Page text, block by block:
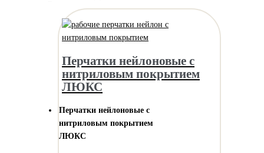
Перчатки нейлоновые с
нитриловым покрытием
ЛЮКС
Перчатки нейлоновые с
нитриловым покрытием
ЛЮКС